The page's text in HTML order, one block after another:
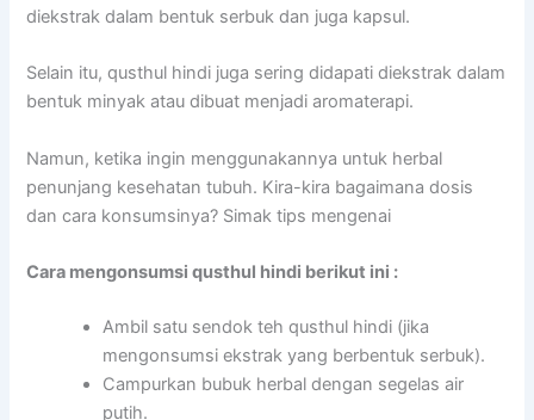
diekstrak dalam bentuk serbuk dan juga kapsul.
Selain itu, qusthul hindi juga sering didapati diekstrak dalam
bentuk minyak atau dibuat menjadi aromaterapi.
Namun, ketika ingin menggunakannya untuk herbal
penunjang kesehatan tubuh. Kira-kira bagaimana dosis
dan cara konsumsinya? Simak tips mengenai
Cara mengonsumsi qusthul hindi berikut ini :
Ambil satu sendok teh qusthul hindi (jika
mengonsumsi ekstrak yang berbentuk serbuk).
Campurkan bubuk herbal dengan segelas air
putih.